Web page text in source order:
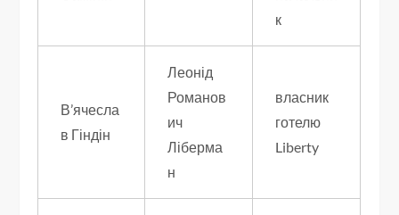
к
В’ячесла
в Гіндін
Леонід
Романов
ич
Ліберма
н
власник
готелю
Liberty